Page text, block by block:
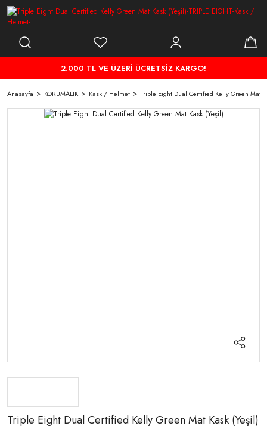
2.000 TL VE ÜZERİ ÜCRETSİZ KARGO!
Anasayfa KORUMALIK Kask / Helmet Triple Eight Dual Certified Kelly Green Mat
Triple Eight Dual Certified Kelly Green Mat Kask (Yeşil)